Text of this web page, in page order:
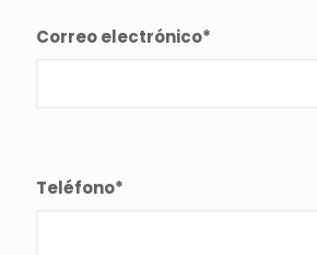
Correo electrónico*
Teléfono*